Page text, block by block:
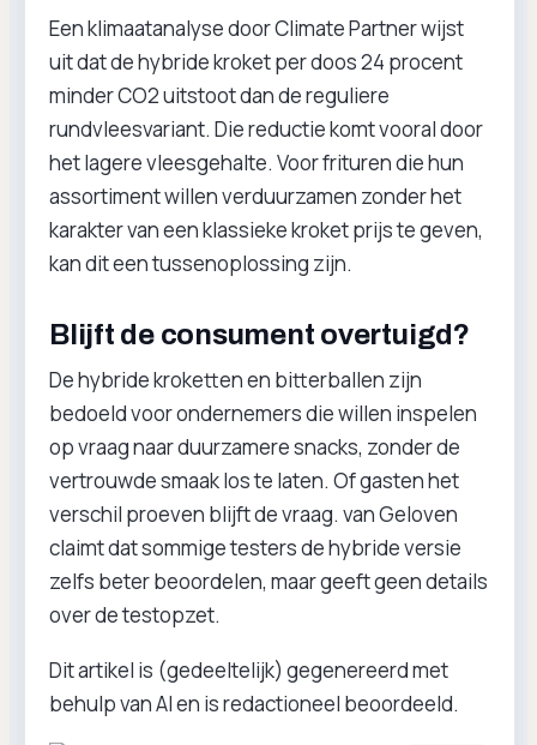
Een klimaatanalyse door Climate Partner wijst
uit dat de hybride kroket per doos 24 procent
minder CO2 uitstoot dan de reguliere
rundvleesvariant. Die reductie komt vooral door
het lagere vleesgehalte. Voor frituren die hun
assortiment willen verduurzamen zonder het
karakter van een klassieke kroket prijs te geven,
kan dit een tussenoplossing zijn.
Blijft de consument overtuigd?
De hybride kroketten en bitterballen zijn
bedoeld voor ondernemers die willen inspelen
op vraag naar duurzamere snacks, zonder de
vertrouwde smaak los te laten. Of gasten het
verschil proeven blijft de vraag. van Geloven
claimt dat sommige testers de hybride versie
zelfs beter beoordelen, maar geeft geen details
over de testopzet.
Dit artikel is (gedeeltelijk) gegenereerd met
behulp van AI en is redactioneel beoordeeld.